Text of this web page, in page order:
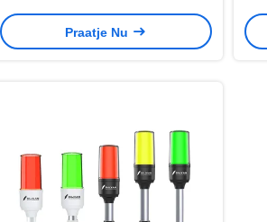
duurzaam waarschuwingslicht
Praatje Nu